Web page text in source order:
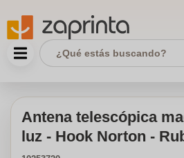
Antena telescópica
luz - Hook Norton -